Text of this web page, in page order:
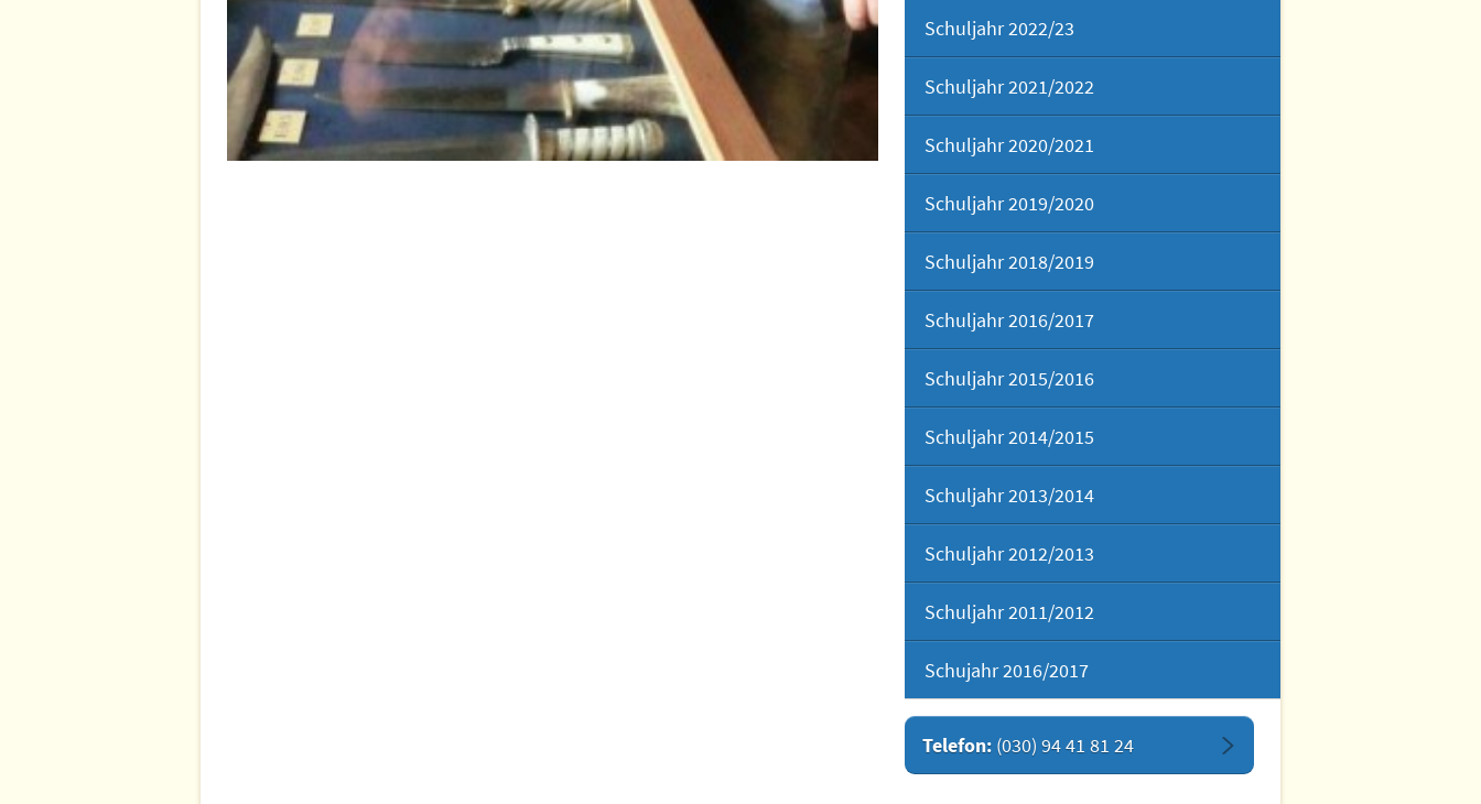
Schuljahr 2022/23
Schuljahr 2021/2022
Schuljahr 2020/2021
Schuljahr 2019/2020
Schuljahr 2018/2019
Schuljahr 2016/2017
Schuljahr 2015/2016
Schuljahr 2014/2015
Schuljahr 2013/2014
Schuljahr 2012/2013
Schuljahr 2011/2012
Schujahr 2016/2017
Telefon: (030) 94 41 81 24